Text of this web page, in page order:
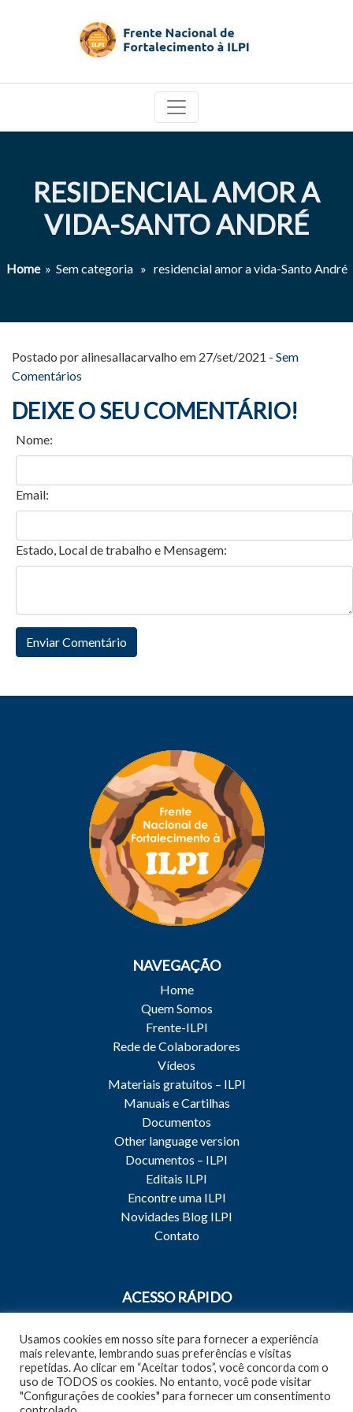
RESIDENCIAL AMOR A
VIDA-SANTO ANDRÉ
Home» Sem categoria » residencial amor a vida-Santo André
Postado por alinesallacarvalho em 27/set/2021 - Sem
Comentários
DEIXE O SEU COMENTÁRIO!
Nome:
Email:
Estado, Local de trabalho e Mensagem:
NAVEGAÇÃO
Home
Quem Somos
Frente-ILPI
Rede de Colaboradores
Vídeos
Materiais gratuitos – ILPI
Manuais e Cartilhas
Documentos
Other language version
Documentos – ILPI
Editais ILPI
Encontre uma ILPI
Novidades Blog ILPI
Contato
ACESSO RÁPIDO
Qualidade do Cuidado
Qualidade da Gestão
Pesquisas e Diagnósticos
Usamos cookies em nosso site para fornecer a experiência
mais relevante, lembrando suas preferências e visitas
repetidas. Ao clicar em “Aceitar todos”, você concorda com o
uso de TODOS os cookies. No entanto, você pode visitar
"Configurações de cookies" para fornecer um consentimento